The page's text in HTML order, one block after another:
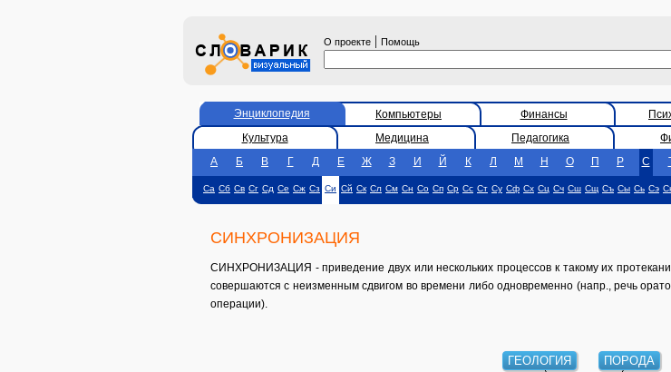
О проекте | Помощь
Энциклопедия Компьютеры Финансы
Культура
Медицина Педагогика
А
Б В Г Д Е Ж З И Й К Л М Н О П Р С
Са Сб Св Сг Сд Се Сж Сз Си Сй Ск Сл См Сн Со Сп Ср Сс Ст Су Сф Сх Сц Сч Сш Сщ Съ Сы Сь Сэ
СИНХРОНИЗАЦИЯ
СИНХРОНИЗАЦИЯ - приведение двух или нескольких процессов к такому их
совершаются с неизменным сдвигом во времени либо одновременно (напр., речь
операции).
ГЕОЛОГИЯ ПОРОДА